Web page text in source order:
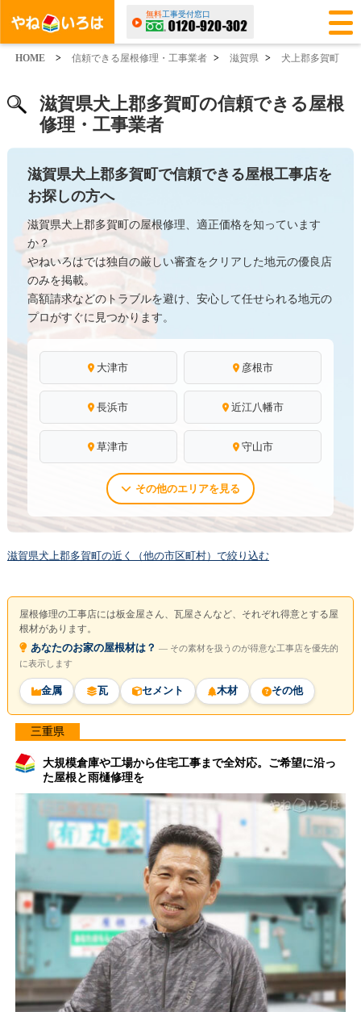
無料工事受付窓口
HOME > 信頼できる屋根修理・工事業者 > 滋賀県 > 犬上郡多賀町
滋賀県犬上郡多賀町の信頼できる屋根
修理・工事業者
滋賀県犬上郡多賀町で信頼できる屋根工事店を
お探しの方へ
滋賀県犬上郡多賀町の屋根修理、適正価格を知っています
か？
やねいろはでは独自の厳しい審査をクリアした地元の優良店
のみを掲載。
高額請求などのトラブルを避け、安心して任せられる地元の
プロがすぐに見つかります。
大津市 彦根市
長浜市 近江八幡市
草津市 守山市
その他のエリアを見る
滋賀県犬上郡多賀町の近く（他の市区町村）で絞り込む
屋根修理の工事店には板金屋さん、瓦屋さんなど、それぞれ得意とする屋
根材があります。
あなたのお家の屋根材は？ ― その素材を扱うのが得意な工事店を優先的
に表示します
金属 瓦 セメント 木材 その他
三重県
大規模倉庫や工場から住宅工事まで全対応。ご希望に沿っ
た屋根と雨樋修理を